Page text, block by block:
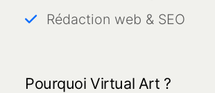
Rédaction web & SEO
Pourquoi Virtual Art ?